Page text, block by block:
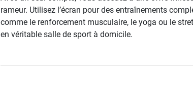
rameur. Utilisez l’écran pour des entraînements
comme le renforcement musculaire, le yoga ou le
en véritable salle de sport à domicile.